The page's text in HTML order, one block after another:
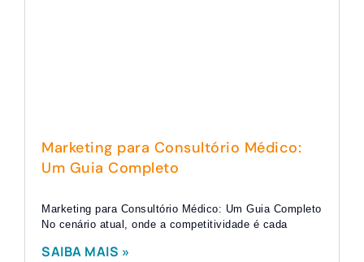
Marketing para Consultório Médico:
Um Guia Completo
Marketing para Consultório Médico: Um Guia Completo
No cenário atual, onde a competitividade é cada
SAIBA MAIS »